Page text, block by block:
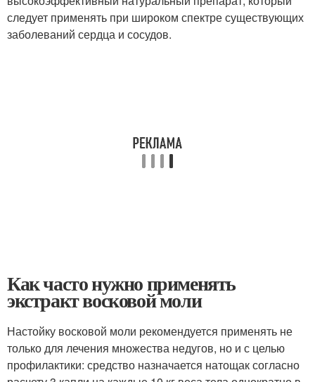
следует применять при широком спектре существующих
заболеваний сердца и сосудов.
Как часто нужно применять
экстракт восковой моли
Настойку восковой моли рекомендуется применять не
только для лечения множества недугов, но и с целью
профилактики: средство назначается натощак согласно